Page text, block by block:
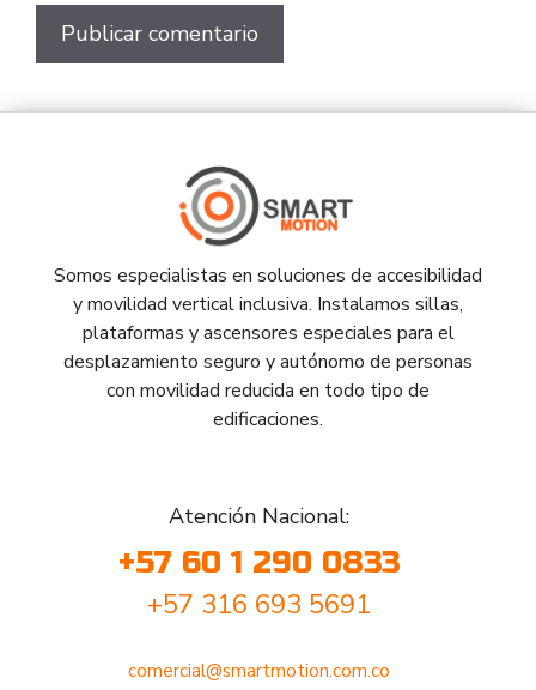
Somos especialistas en soluciones de accesibilidad
y movilidad vertical inclusiva. Instalamos sillas,
plataformas y ascensores especiales para el
desplazamiento seguro y autónomo de personas
con movilidad reducida en todo tipo de
edificaciones.
Atención Nacional:
+57 60 1 290 0833
+57 316 693 5691
comercial@smartmotion.com.co